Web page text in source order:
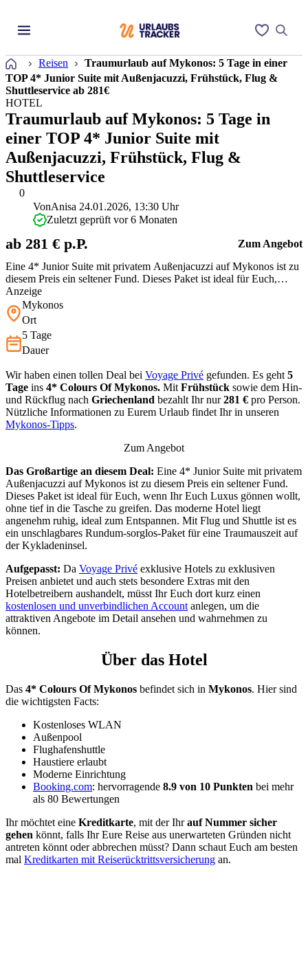
Startseite
Reisen
Traumurlaub auf Mykonos: 5 Tage in einer
TOP 4* Junior Suite mit Außenjacuzzi, Frühstück, Flug &
Shuttleservice ab 281€
0
HOTEL
Traumurlaub auf Mykonos: 5 Tage in
einer TOP 4* Junior Suite mit
Außenjacuzzi, Frühstück, Flug &
Shuttleservice
Eine 4* Junior Suite mit privatem Außenjacuzzi auf Mykonos ist zu
diesem Preis ein seltener Fund. Dieses Paket ist ideal für Euch,
wenn Ihr Euch Luxus gönnen wollt, ohne tief in die Tasche zu
greifen. Das moderne Hotel liegt angenehm ruhig, ideal zum
Entspannen. Mit Flug und Shuttle ist es ein unschlagbares Rundum-
VonAnisa 24.01.2026, 13:30 Uhr
Zuletzt geprüft vor 6 Monaten
ab 281 € p.P. Zum Angebot
Anzeige
Mykonos
Ort
5 Tage
Dauer
Wir haben einen tollen Deal bei Voyage Privé gefunden. Es geht 5
Tage ins 4* Colours Of Mykonos. Mit Frühstück sowie dem Hin-
und Rückflug nach Griechenland bezahlt Ihr nur281 € pro Person.
Nützliche Informationen zu Eurem Urlaub findet Ihr in unseren
Mykonos-Tipps.
Zum Angebot
Das Großartige an diesem Deal: Eine 4* Junior Suite mit privatem
Außenjacuzzi auf Mykonos ist zu diesem Preis ein seltener Fund.
Dieses Paket ist ideal für Euch, wenn Ihr Euch Luxus gönnen wollt,
ohne tief in die Tasche zu greifen. Das moderne Hotel liegt
angenehm ruhig, ideal zum Entspannen. Mit Flug und Shuttle ist es
ein unschlagbares Rundum-sorglos-Paket für eine Traumauszeit auf
der Kykladeninsel.
Aufgepasst: Da Voyage Privé exklusive Hotels zu exklusiven
Preisen anbietet und auch stets besondere Extras mit den
Hotelbetreibern aushandelt, müsst Ihr Euch dort kurz einen
kostenlosen und unverbindlichen Account anlegen, um die
attraktiven Angebote im Detail ansehen und wahrnehmen zu
können.
Über das Hotel
Das 4* Colours Of Mykonos befindet sich in Mykonos. Hier sind
die wichtigsten Facts:
Kostenloses WLAN
Außenpool
Flughafenshuttle
Haustiere erlaubt
Moderne Einrichtung
Booking.com: hervorragende 8.9 von 10 Punkten bei mehr
als 80 Bewertungen
Ihr möchtet eine Kreditkarte, mit der Ihrauf Nummer sicher
gehen könnt, falls Ihr Eure Reise aus unerwarteten Gründen nicht
antreten könnt oder abbrechen müsst? Dann schaut Euch am besten
mal Kreditkarten mit Reiserücktrittsversicherung an.